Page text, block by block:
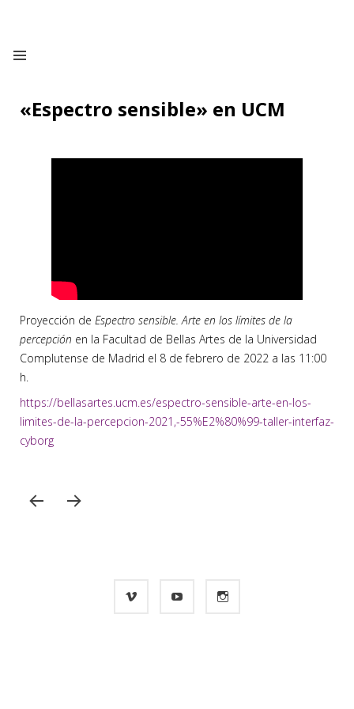
«Espectro sensible» en UCM
Proyección de Espectro sensible. Arte en los límites de la
percepción en la Facultad de Bellas Artes de la Universidad
Complutense de Madrid el 8 de febrero de 2022 a las 11:00
h.
https://bellasartes.ucm.es/espectro-sensible-arte-en-los-
limites-de-la-percepcion-2021,-55%E2%80%99-taller-interfaz-
cyborg